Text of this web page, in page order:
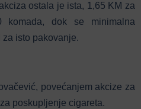
ostala je ista, 1,65 KM za
komada, dok se minimalna
za isto pakovanje.
povećanjem akcize za
poskupljenje cigareta.